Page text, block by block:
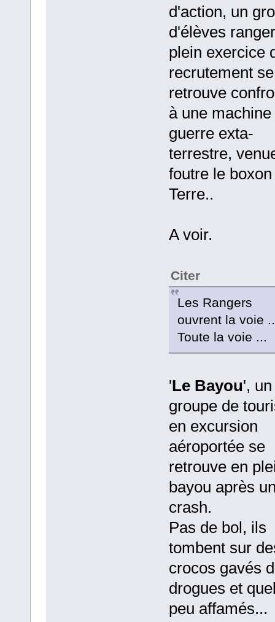
d'action, un
d'élèves
plein exercice
recrutement se
retrouve
à une machine
guerre exta-
terrestre,
foutre le
Terre..
A voir.
Citer
Les Rangers
ouvrent la voie
Toute la voie ...
'Le Bayou', un
groupe de
en excursion
aéroportée se
retrouve en
bayou après
crash.
Pas de bol, ils
tombent sur
crocos gavés
drogues et
peu affamés...